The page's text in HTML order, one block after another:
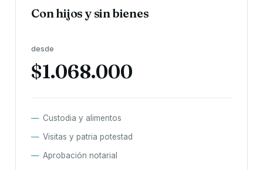
Con hijos y sin bienes
desde
$1.068.000
Custodia y alimentos
Visitas y patria potestad
Aprobación notarial